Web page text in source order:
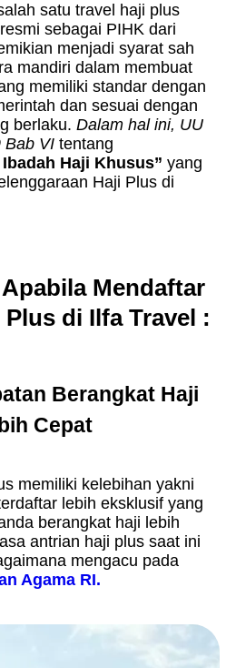
satu travel haji plus
sebagai PIHK dari
menjadi syarat sah
mandiri dalam membuat
memiliki standar dengan
dan sesuai dengan
berlaku. Dalam hal ini, UU
Bab VI tentang
Haji Khusus” yang
Haji Plus di
Mendaftar
di Ilfa Travel :
Berangkat Haji
Cepat
memiliki kelebihan yakni
lebih eksklusif yang
berangkat haji lebih
antrian haji plus saat ini
mengacu pada
Agama RI.